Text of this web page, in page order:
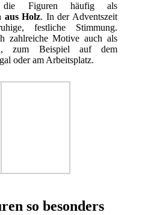
die Figuren häufig als
aus Holz. In der Adventszeit
festliche Stimmung.
zahlreiche Motive auch als
, zum Beispiel auf dem
oder am Arbeitsplatz.
so besonders